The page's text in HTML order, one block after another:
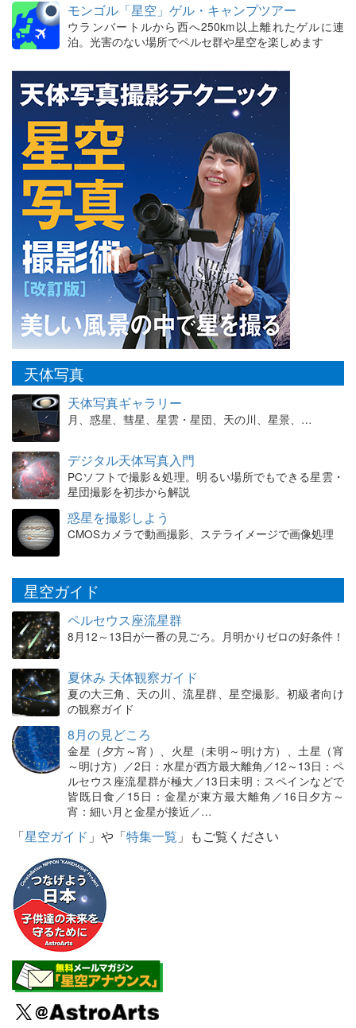
モンゴル「星空」ゲル・キャンプツアー
ウランバートルから西へ250km以上離れたゲルに連
泊。光害のない場所でペルセ群や星空を楽しめます
天体写真
天体写真ギャラリー
月、惑星、彗星、星雲・星団、天の川、星景、…
デジタル天体写真入門
PCソフトで撮影＆処理。明るい場所でもできる星雲・
星団撮影を初歩から解説
惑星を撮影しよう
CMOSカメラで動画撮影、ステライメージで画像処理
星空ガイド
ペルセウス座流星群
8月12～13日が一番の見ごろ。月明かりゼロの好条件！
夏休み 天体観察ガイド
夏の大三角、天の川、流星群、星空撮影。初級者向け
の観察ガイド
8月の見どころ
金星（夕方～宵）、火星（未明～明け方）、土星（宵
～明け方）／2日：水星が西方最大離角／12～13日：ペ
ルセウス座流星群が極大／13日未明：スペインなどで
皆既日食／15日：金星が東方最大離角／16日夕方～
宵：細い月と金星が接近／…
「星空ガイド 」や「特集一覧 」もご覧ください